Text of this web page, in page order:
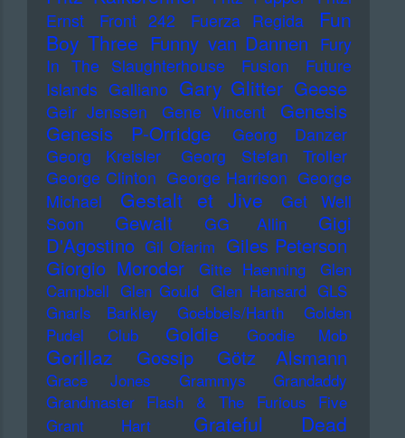
Ernst
Front 242 Fuerza Regida
Fun
Boy Three Funny van Dannen Fury
In The Slaughterhouse
Fusion
Future
Islands Galliano Gary Glitter Geese
Geir Jenssen Gene Vincent
Genesis
Genesis P-Orridge
Georg Danzer
Georg Kreisler
Georg Stefan Troller
George Clinton George Harrison George
Michael
Gestalt et Jive
Get Well
Soon
Gewalt GG Allin
Gigi
D'Agostino Gil Ofarim Giles Peterson
Giorgio Moroder
Gitte Haenning
Glen
Campbell Glen Gould Glen Hansard GLS
Gnarls Barkley
Goebbels/Harth
Golden
Pudel Club
Goldie Goodie Mob
Gorillaz Gossip Götz Alsmann
Grace Jones Grammys
Grandaddy
Grandmaster Flash & The Furious Five
Grant Hart
Grateful Dead